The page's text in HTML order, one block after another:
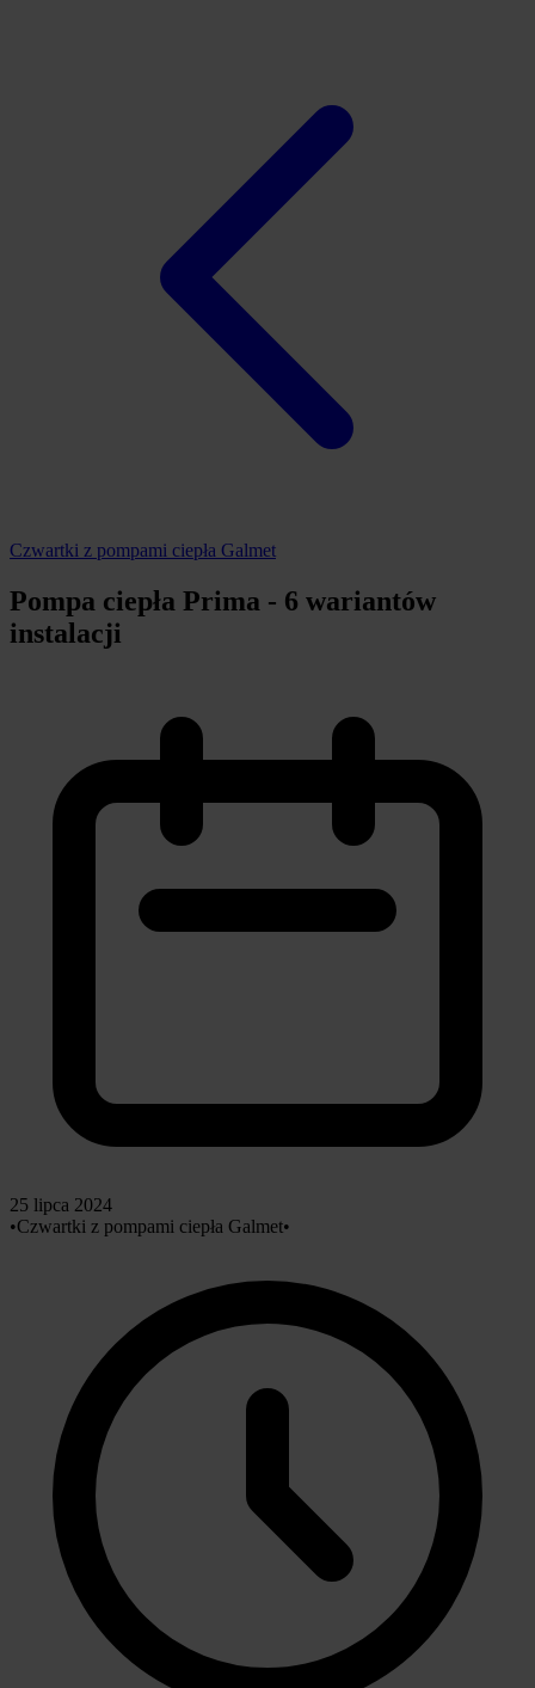
Czwartki z pompami ciepła Galmet
Pompa ciepła Prima - 6 wariantów
instalacji
25 lipca 2024
•Czwartki z pompami ciepła Galmet•